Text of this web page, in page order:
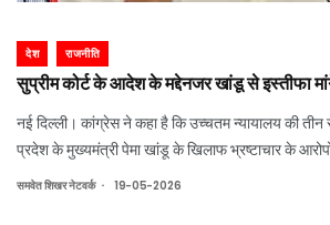
देश राजनीति
सुप्रीम कोर्ट के आदेश के मद्देनजर खांडू से इस्तीफा
नई दिल्ली। कांग्रेस ने कहा है कि उच्चतम न्यायालय की
प्रदेश के मुख्यमंत्री पेमा खांडू के खिलाफ भ्रष्टाचार के
जाने के मद्देनजर प्रधानमंत्री नरेन्द्र मोदी को उनसे इस्तीफा
समवेत शिखर नेटवर्क . 19-05-2026